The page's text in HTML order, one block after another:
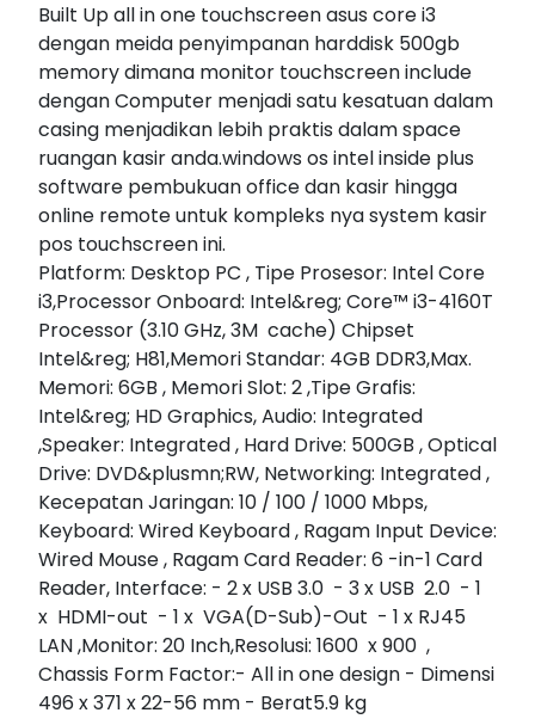
Built Up all in one touchscreen asus core i3
dengan meida penyimpanan harddisk 500gb
memory dimana monitor touchscreen include
dengan Computer menjadi satu kesatuan dalam
casing menjadikan lebih praktis dalam space
ruangan kasir anda.windows os intel inside plus
software pembukuan office dan kasir hingga
online remote untuk kompleks nya system kasir
pos touchscreen ini.
Platform: Desktop PC , Tipe Prosesor: Intel Core
i3,Processor Onboard: Intel&reg; Core™ i3-4160T
Processor (3.10 GHz, 3M cache) Chipset
Intel&reg; H81,Memori Standar: 4GB DDR3,Max.
Memori: 6GB , Memori Slot: 2 ,Tipe Grafis:
Intel&reg; HD Graphics, Audio: Integrated
,Speaker: Integrated , Hard Drive: 500GB , Optical
Drive: DVD&plusmn;RW, Networking: Integrated ,
Kecepatan Jaringan: 10 / 100 / 1000 Mbps,
Keyboard: Wired Keyboard , Ragam Input Device:
Wired Mouse , Ragam Card Reader: 6 -in-1 Card
Reader, Interface: - 2 x USB 3.0 - 3 x USB 2.0 - 1
x HDMI-out - 1 x VGA(D-Sub)-Out - 1 x RJ45
LAN ,Monitor: 20 Inch,Resolusi: 1600 x 900 ,
Chassis Form Factor:- All in one design - Dimensi
496 x 371 x 22-56 mm - Berat5.9 kg